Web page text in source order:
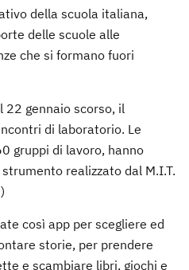
della scuola italiana,
delle scuole alle
che si formano fuori
22 gennaio scorso, il
di laboratorio. Le
gruppi di lavoro, hanno
realizzato dal M.I.T.
così app per scegliere ed
storie, per prendere
e scambiare libri, giochi e